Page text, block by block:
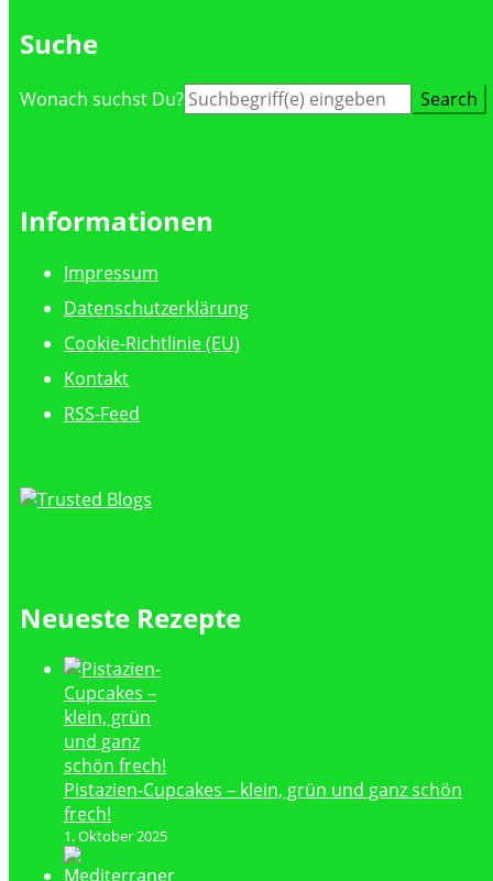
Suche
Suche
Wonach suchst Du?
Informationen
Impressum
Datenschutzerklärung
Cookie-Richtlinie (EU)
Kontakt
RSS-Feed
Neueste Rezepte
Pistazien-Cupcakes – klein, grün und ganz schön
frech!
1. Oktober 2025